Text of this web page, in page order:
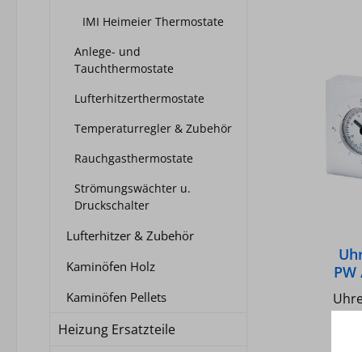
IMI Heimeier Thermostate
Anlege- und
Tauchthermostate
Lufterhitzerthermostate
Temperaturregler & Zubehör
Rauchgasthermostate
Strömungswächter u.
Druckschalter
Lufterhitzer & Zubehör
Kaminöfen Holz
Kaminöfen Pellets
Heizung Ersatzteile